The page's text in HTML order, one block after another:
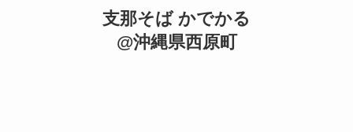
支那そば かでかる
@沖縄県西原町